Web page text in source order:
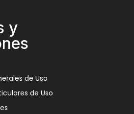
y
de Uso
de Uso